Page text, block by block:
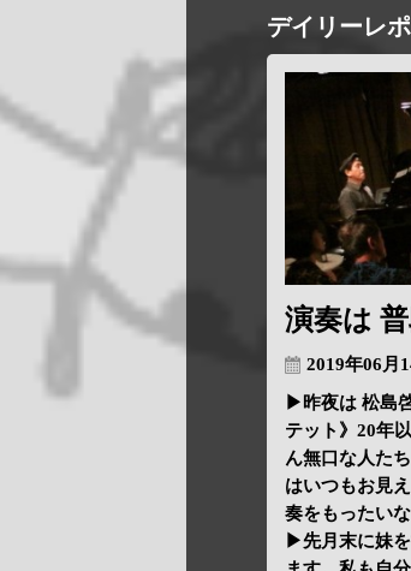
デイリーレ
演奏は
2019年06月
▶昨夜は 松島
テット》20年
ん無口な人た
はいつもお見
奏をもったい
▶先月末に妹